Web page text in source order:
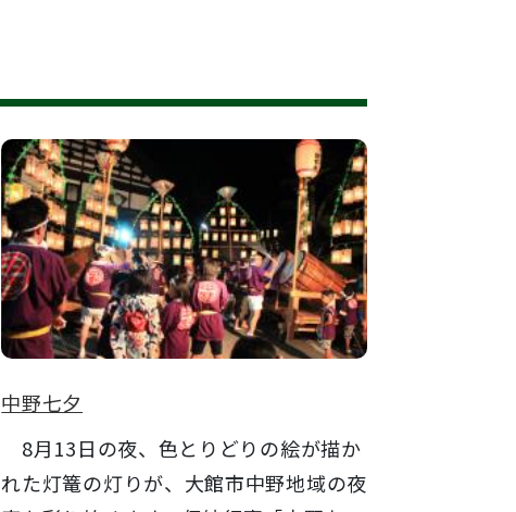
中野七夕
8月13日の夜、色とりどりの絵が描か
れた灯篭の灯りが、大館市中野地域の夜